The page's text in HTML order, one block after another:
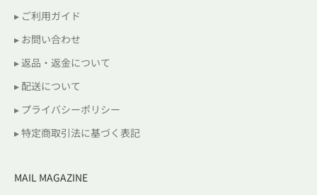
▸ ご利用ガイド
▸ お問い合わせ
▸ 返品・返金について
▸ 配送について
▸ プライバシーポリシー
▸ 特定商取引法に基づく表記
MAIL MAGAZINE